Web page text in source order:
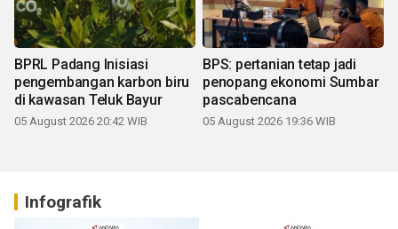
BPRL Padang Inisiasi
pengembangan karbon biru
di kawasan Teluk Bayur
05 August 2026 20:42 WIB
BPS: pertanian tetap jadi
penopang ekonomi Sumbar
pascabencana
05 August 2026 19:36 WIB
Infografik